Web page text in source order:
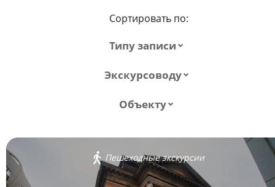
Сортировать по:
Типу записи
Экскурсоводу
Объекту
Пешеходные экскурсии